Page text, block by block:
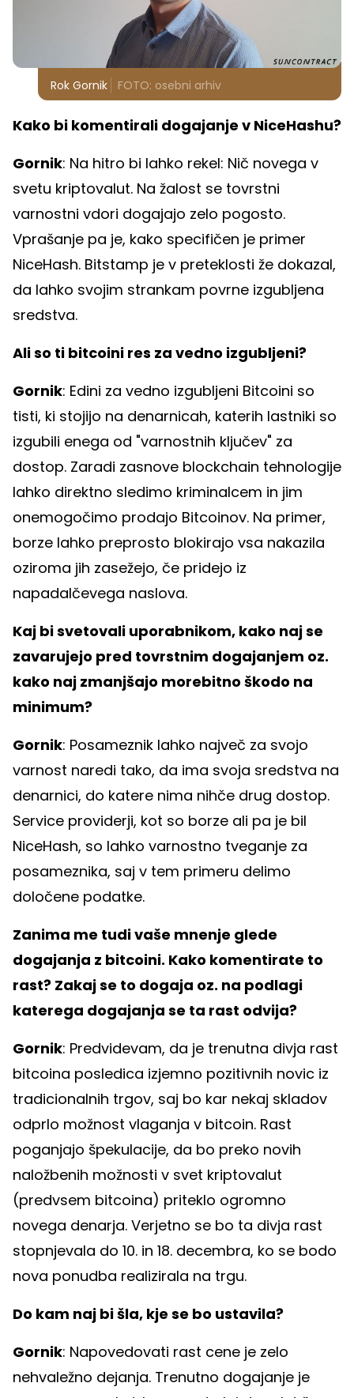
Rok Gornik FOTO: osebni arhiv
Kako bi komentirali dogajanje v NiceHashu?
Gornik: Na hitro bi lahko rekel: Nič novega v
svetu kriptovalut. Na žalost se tovrstni
varnostni vdori dogajajo zelo pogosto.
Vprašanje pa je, kako specifičen je primer
NiceHash. Bitstamp je v preteklosti že dokazal,
da lahko svojim strankam povrne izgubljena
sredstva.
Ali so ti bitcoini res za vedno izgubljeni?
Gornik: Edini za vedno izgubljeni Bitcoini so
tisti, ki stojijo na denarnicah, katerih lastniki so
izgubili enega od "varnostnih ključev" za
dostop. Zaradi zasnove blockchain tehnologije
lahko direktno sledimo kriminalcem in jim
onemogočimo prodajo Bitcoinov. Na primer,
borze lahko preprosto blokirajo vsa nakazila
oziroma jih zasežejo, če pridejo iz
napadalčevega naslova.
Kaj bi svetovali uporabnikom, kako naj se
zavarujejo pred tovrstnim dogajanjem oz.
kako naj zmanjšajo morebitno škodo na
minimum?
Gornik: Posameznik lahko največ za svojo
varnost naredi tako, da ima svoja sredstva na
denarnici, do katere nima nihče drug dostop.
Service providerji, kot so borze ali pa je bil
NiceHash, so lahko varnostno tveganje za
posameznika, saj v tem primeru delimo
določene podatke.
Zanima me tudi vaše mnenje glede
dogajanja z bitcoini. Kako komentirate to
rast? Zakaj se to dogaja oz. na podlagi
katerega dogajanja se ta rast odvija?
Gornik: Predvidevam, da je trenutna divja rast
bitcoina posledica izjemno pozitivnih novic iz
tradicionalnih trgov, saj bo kar nekaj skladov
odprlo možnost vlaganja v bitcoin. Rast
poganjajo špekulacije, da bo preko novih
naložbenih možnosti v svet kriptovalut
(predvsem bitcoina) priteklo ogromno
novega denarja. Verjetno se bo ta divja rast
stopnjevala do 10. in 18. decembra, ko se bodo
nova ponudba realizirala na trgu.
Do kam naj bi šla, kje se bo ustavila?
Gornik: Napovedovati rast cene je zelo
nehvaležno dejanja. Trenutno dogajanje je